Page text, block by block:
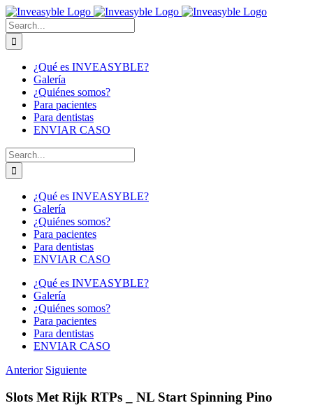
Skip
to
content
Buscar:
¿Qué es INVEASYBLE?
Galería
¿Quiénes somos?
Para pacientes
Para dentistas
ENVIAR CASO
Buscar:
¿Qué es INVEASYBLE?
Galería
¿Quiénes somos?
Para pacientes
Para dentistas
ENVIAR CASO
¿Qué es INVEASYBLE?
Galería
¿Quiénes somos?
Para pacientes
Para dentistas
ENVIAR CASO
Anterior Siguiente
Slots Met Rijk RTPs _ NL Start Spinning Pino